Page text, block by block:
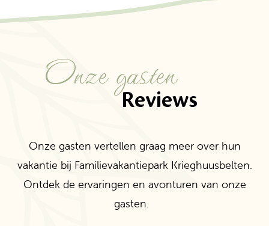
Onze gasten
Reviews
Onze gasten vertellen graag meer over hun
vakantie bij Familievakantiepark Krieghuusbelten.
Ontdek de ervaringen en avonturen van onze
gasten.